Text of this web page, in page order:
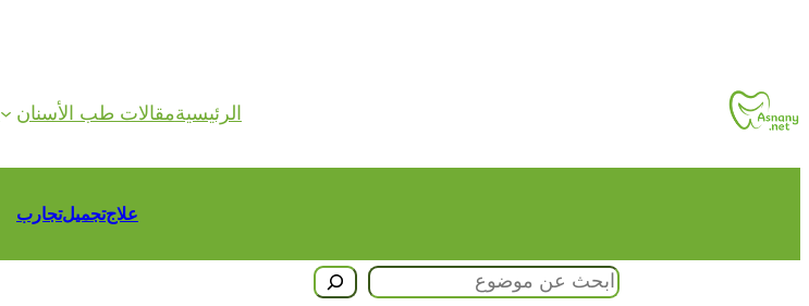
الرئيسيةمقالات طب الأسنان
علاجتجميلتجارب